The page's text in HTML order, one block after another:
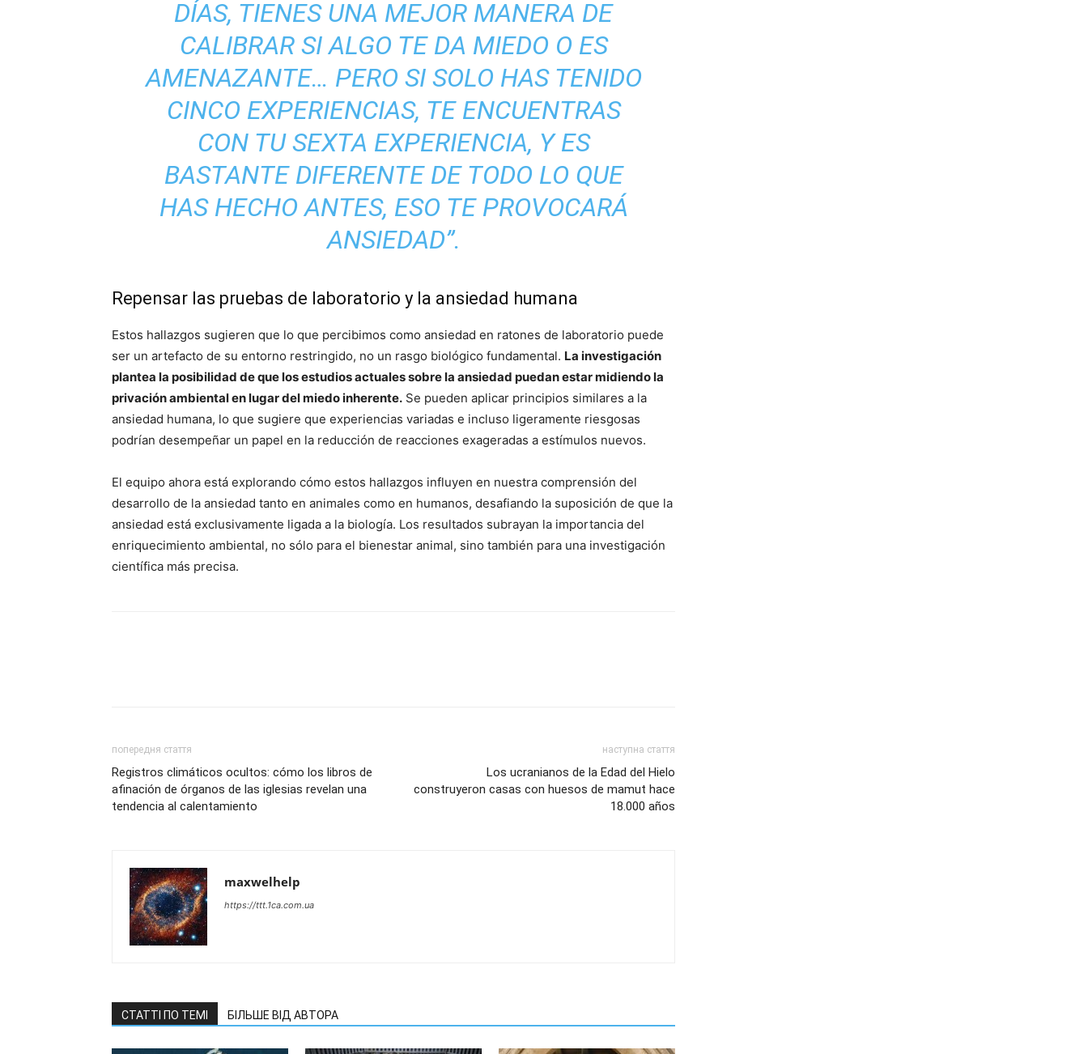
DÍAS, TIENES UNA MEJOR MANERA DE
CALIBRAR SI ALGO TE DA MIEDO O ES
AMENAZANTE… PERO SI SOLO HAS TENIDO
CINCO EXPERIENCIAS, TE ENCUENTRAS
CON TU SEXTA EXPERIENCIA, Y ES
BASTANTE DIFERENTE DE TODO LO QUE
HAS HECHO ANTES, ESO TE PROVOCARÁ
ANSIEDAD”.
Repensar las pruebas de laboratorio y la ansiedad humana
Estos hallazgos sugieren que lo que percibimos como ansiedad en ratones de laboratorio puede
ser un artefacto de su entorno restringido, no un rasgo biológico fundamental. La investigación
plantea la posibilidad de que los estudios actuales sobre la ansiedad puedan estar midiendo la
privación ambiental en lugar del miedo inherente. Se pueden aplicar principios similares a la
ansiedad humana, lo que sugiere que experiencias variadas e incluso ligeramente riesgosas
podrían desempeñar un papel en la reducción de reacciones exageradas a estímulos nuevos.
El equipo ahora está explorando cómo estos hallazgos influyen en nuestra comprensión del
desarrollo de la ansiedad tanto en animales como en humanos, desafiando la suposición de que la
ansiedad está exclusivamente ligada a la biología. Los resultados subrayan la importancia del
enriquecimiento ambiental, no sólo para el bienestar animal, sino también para una investigación
científica más precisa.
попередня стаття
Registros climáticos ocultos: cómo los libros de
afinación de órganos de las iglesias revelan una
tendencia al calentamiento
наступна стаття
Los ucranianos de la Edad del Hielo
construyeron casas con huesos de mamut hace
18.000 años
maxwelhelp
https://ttt.1ca.com.ua
СТАТТІ ПО ТЕМІ БІЛЬШЕ ВІД АВТОРА